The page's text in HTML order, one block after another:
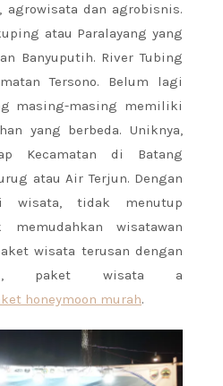
dan agrobisnis.
atau Paralayang yang
Banyuputih. River Tubing
Tersono. Belum lagi
masing-masing memiliki
yang berbeda. Uniknya,
Kecamatan di Batang
atau Air Terjun. Dengan
wisata, tidak menutup
memudahkan wisatawan
wisata terusan dengan
paket wisata a
honeymoon murah.